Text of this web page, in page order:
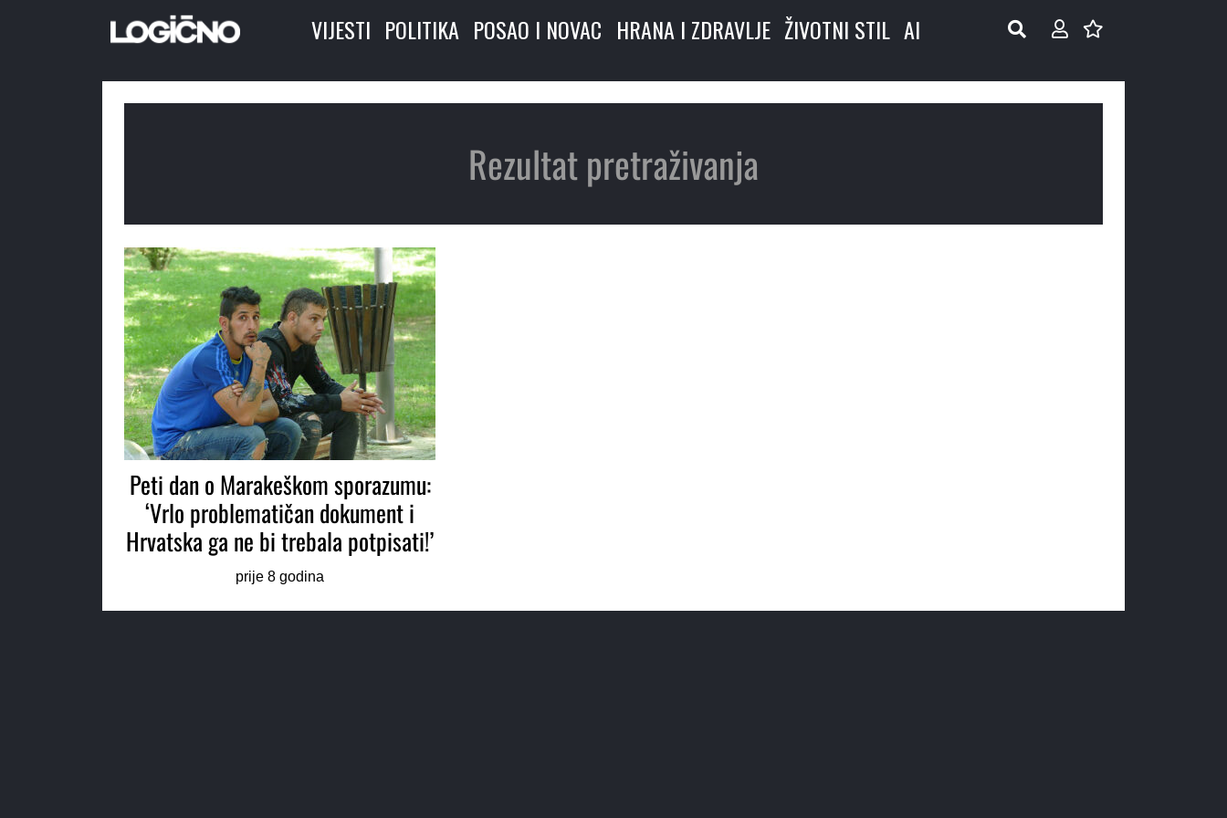
VIJESTI POLITIKA POSAO I NOVAC HRANA I ZDRAVLJE ŽIVOTNI STIL AI
Rezultat pretraživanja
Peti dan o Marakeškom sporazumu:
‘Vrlo problematičan dokument i
Hrvatska ga ne bi trebala potpisati!’
prije 8 godina